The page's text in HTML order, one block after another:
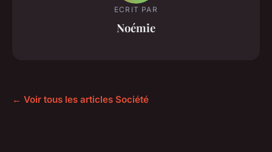
ECRIT PAR
Noémie
← Voir tous les articles Société